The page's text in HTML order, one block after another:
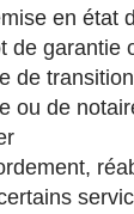
en état
de garantie
de transition
ou de